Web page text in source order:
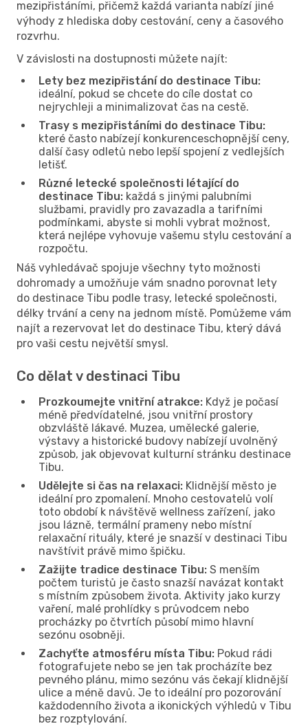
mezipřistáními, přičemž každá varianta nabízí jiné
výhody z hlediska doby cestování, ceny a časového
rozvrhu.
V závislosti na dostupnosti můžete najít:
Lety bez mezipřistání do destinace Tibu:
ideální, pokud se chcete do cíle dostat co
nejrychleji a minimalizovat čas na cestě.
Trasy s mezipřistáními do destinace Tibu:
které často nabízejí konkurenceschopnější ceny,
další časy odletů nebo lepší spojení z vedlejších
letišť.
Různé letecké společnosti létající do
destinace Tibu: každá s jinými palubními
službami, pravidly pro zavazadla a tarifními
podmínkami, abyste si mohli vybrat možnost,
která nejlépe vyhovuje vašemu stylu cestování a
rozpočtu.
Náš vyhledávač spojuje všechny tyto možnosti
dohromady a umožňuje vám snadno porovnat lety
do destinace Tibu podle trasy, letecké společnosti,
délky trvání a ceny na jednom místě. Pomůžeme vám
najít a rezervovat let do destinace Tibu, který dává
pro vaši cestu největší smysl.
Co dělat v destinaci Tibu
Prozkoumejte vnitřní atrakce: Když je počasí
méně předvídatelné, jsou vnitřní prostory
obzvláště lákavé. Muzea, umělecké galerie,
výstavy a historické budovy nabízejí uvolněný
způsob, jak objevovat kulturní stránku destinace
Tibu.
Udělejte si čas na relaxaci: Klidnější město je
ideální pro zpomalení. Mnoho cestovatelů volí
toto období k návštěvě wellness zařízení, jako
jsou lázně, termální prameny nebo místní
relaxační rituály, které je snazší v destinaci Tibu
navštívit právě mimo špičku.
Zažijte tradice destinace Tibu: S menším
počtem turistů je často snazší navázat kontakt
s místním způsobem života. Aktivity jako kurzy
vaření, malé prohlídky s průvodcem nebo
procházky po čtvrtích působí mimo hlavní
sezónu osobněji.
Zachyťte atmosféru místa Tibu: Pokud rádi
fotografujete nebo se jen tak procházíte bez
pevného plánu, mimo sezónu vás čekají klidnější
ulice a méně davů. Je to ideální pro pozorování
každodenního života a ikonických výhledů v Tibu
bez rozptylování.